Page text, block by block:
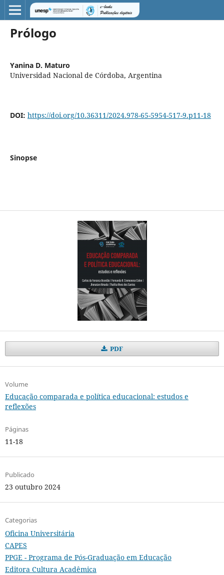
Prólogo
Yanina D. Maturo
Universidad Nacional de Córdoba, Argentina
DOI: https://doi.org/10.36311/2024.978-65-5954-517-9.p11-18
Sinopse
PDF
Volume
Educação comparada e política educacional: estudos e
reflexões
Páginas
11-18
Publicado
23 outubro 2024
Categorias
Oficina Universitária
CAPES
PPGE - Programa de Pós-Graduação em Educação
Editora Cultura Acadêmica